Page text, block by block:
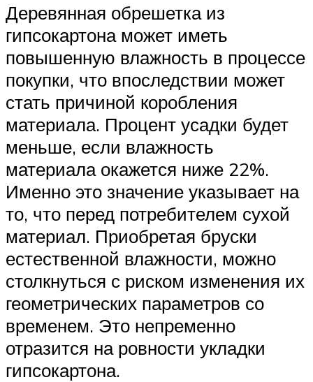
Деревянная обрешетка из
гипсокартона может иметь
повышенную влажность в процессе
покупки, что впоследствии может
стать причиной коробления
материала. Процент усадки будет
меньше, если влажность
материала окажется ниже 22%.
Именно это значение указывает на
то, что перед потребителем сухой
материал. Приобретая бруски
естественной влажности, можно
столкнуться с риском изменения их
геометрических параметров со
временем. Это непременно
отразится на ровности укладки
гипсокартона.